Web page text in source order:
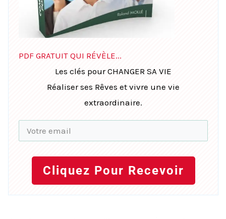
PDF GRATUIT QUI RÉVÈLE...
Les clés pour CHANGER SA VIE
Réaliser ses Rêves et vivre une vie
extraordinaire.
Cliquez Pour Recevoir